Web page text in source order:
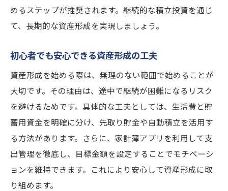
めるステップが推奨されます。継続的な積立投資を通じ
て、長期的な資産形成を実現しましょう。
初心者でも安心できる資産形成の工夫
資産形成を始める際は、無理のない範囲で始めることが
大切です。その理由は、途中で継続が困難になるリスク
を避けるためです。具体的な工夫としては、生活費と貯
蓄用資金を明確に分け、先取り貯金や自動積立を活用す
る方法があります。さらに、家計簿アプリを利用して支
出管理を徹底し、目標金額を設定することでモチベーシ
ョンを維持できます。これにより安心して資産形成に取
り組めます。